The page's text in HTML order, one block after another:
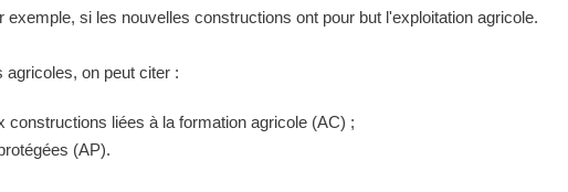
si les nouvelles constructions ont pour but l'exploitation agricole.
on peut citer :
constructions liées à la formation agricole (AC) ;
(AP).